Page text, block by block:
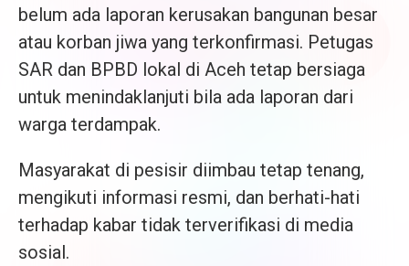
belum ada laporan kerusakan bangunan besar
atau korban jiwa yang terkonfirmasi. Petugas
SAR dan BPBD lokal di Aceh tetap bersiaga
untuk menindaklanjuti bila ada laporan dari
warga terdampak.
Masyarakat di pesisir diimbau tetap tenang,
mengikuti informasi resmi, dan berhati-hati
terhadap kabar tidak terverifikasi di media
sosial.